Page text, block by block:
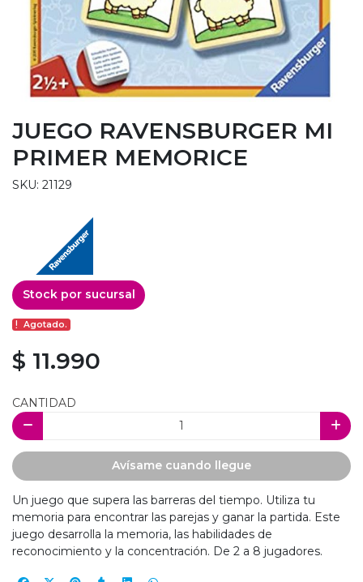
JUEGO RAVENSBURGER MI
PRIMER MEMORICE
SKU: 21129
Stock por sucursal
Agotado.
$ 11.990
CANTIDAD
Avísame cuando llegue
Un juego que supera las barreras del tiempo. Utiliza tu
memoria para encontrar las parejas y ganar la partida. Este
juego desarrolla la memoria, las habilidades de
reconocimiento y la concentración. De 2 a 8 jugadores.